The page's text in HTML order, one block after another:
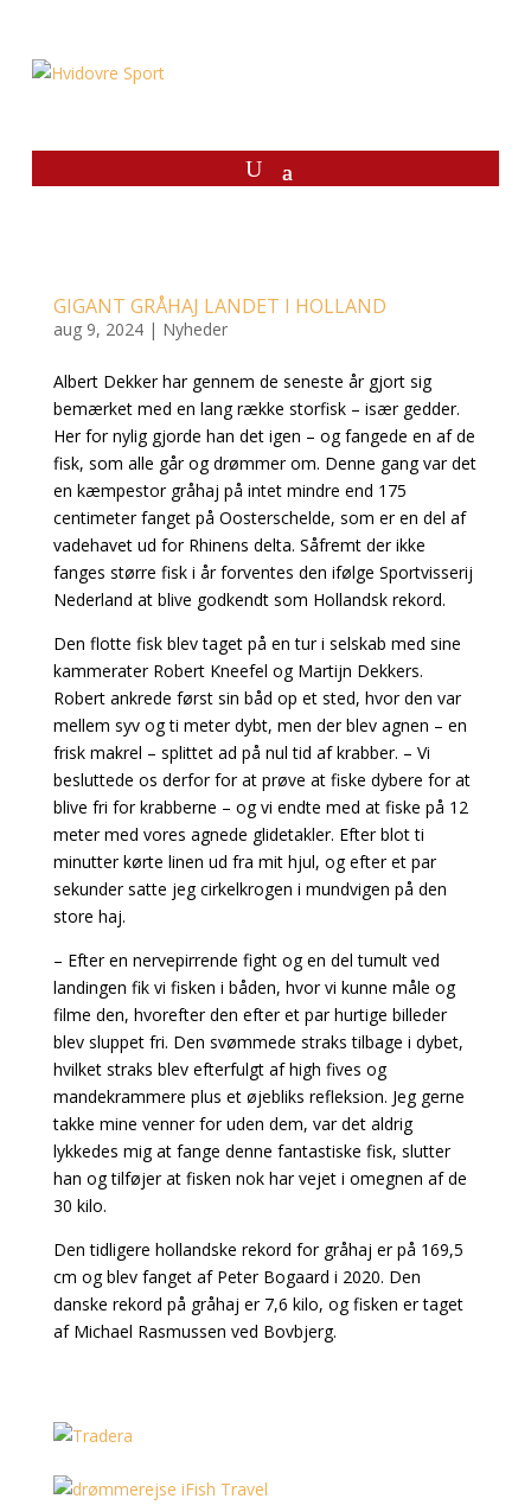
GIGANT GRÅHAJ LANDET I HOLLAND
aug 9, 2024| Nyheder
Albert Dekker har gennem de seneste år gjort sig
bemærket med en lang række storfisk – især gedder.
Her for nylig gjorde han det igen – og fangede en af de
fisk, som alle går og drømmer om. Denne gang var det
en kæmpestor gråhaj på intet mindre end 175
centimeter fanget på Oosterschelde, som er en del af
vadehavet ud for Rhinens delta. Såfremt der ikke
fanges større fisk i år forventes den ifølge Sportvisserij
Nederland at blive godkendt som Hollandsk rekord.
Den flotte fisk blev taget på en tur i selskab med sine
kammerater Robert Kneefel og Martijn Dekkers.
Robert ankrede først sin båd op et sted, hvor den var
mellem syv og ti meter dybt, men der blev agnen – en
frisk makrel – splittet ad på nul tid af krabber. – Vi
besluttede os derfor for at prøve at fiske dybere for at
blive fri for krabberne – og vi endte med at fiske på 12
meter med vores agnede glidetakler. Efter blot ti
minutter kørte linen ud fra mit hjul, og efter et par
sekunder satte jeg cirkelkrogen i mundvigen på den
store haj.
– Efter en nervepirrende fight og en del tumult ved
landingen fik vi fisken i båden, hvor vi kunne måle og
filme den, hvorefter den efter et par hurtige billeder
blev sluppet fri. Den svømmede straks tilbage i dybet,
hvilket straks blev efterfulgt af high fives og
mandekrammere plus et øjebliks refleksion. Jeg gerne
takke mine venner for uden dem, var det aldrig
lykkedes mig at fange denne fantastiske fisk, slutter
han og tilføjer at fisken nok har vejet i omegnen af de
30 kilo.
Den tidligere hollandske rekord for gråhaj er på 169,5
cm og blev fanget af Peter Bogaard i 2020. Den
danske rekord på gråhaj er 7,6 kilo, og fisken er taget
af Michael Rasmussen ved Bovbjerg.